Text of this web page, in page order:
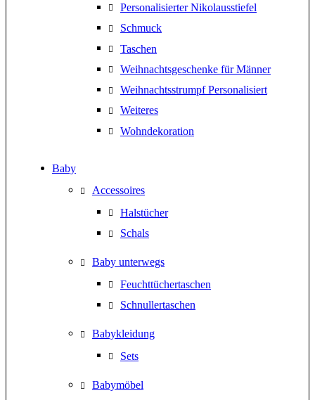
Personalisierter Nikolausstiefel
Schmuck
Taschen
Weihnachtsgeschenke für Männer
Weihnachtsstrumpf Personalisiert
Weiteres
Wohndekoration
Baby
Accessoires
Halstücher
Schals
Baby unterwegs
Feuchttüchertaschen
Schnullertaschen
Babykleidung
Sets
Babymöbel